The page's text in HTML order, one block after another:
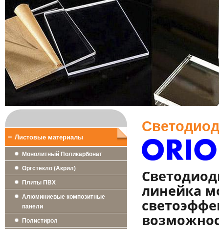
Листовые материалы
Монолитный Поликарбонат
Оргстекло (Акрил)
Плиты ПВХ
Алюминиевые композитные
панели
Полистирол
линейка